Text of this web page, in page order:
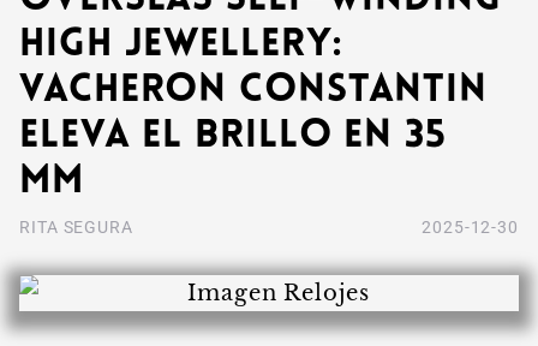
High Jewellery:
Vacheron Constantin
eleva el brillo en 35
mm
RITA SEGURA 2025-12-30